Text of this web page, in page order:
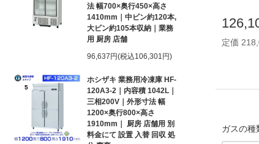
法 幅700×奥行450×高さ
1410mm｜中ビン約120本,
大ビン約105本収納｜業務
用 厨房 店舗
96,637円(税込106,301円)
5
ホシザキ 業務用冷凍庫 HF-
120A3-2｜内容積 1042L｜
三相200V｜外形寸法 幅
1200×奥行800×高さ
1910mm｜ 厨房 店舗用 別
料金にて 設置 入替 回収 処
定価
ガスの種